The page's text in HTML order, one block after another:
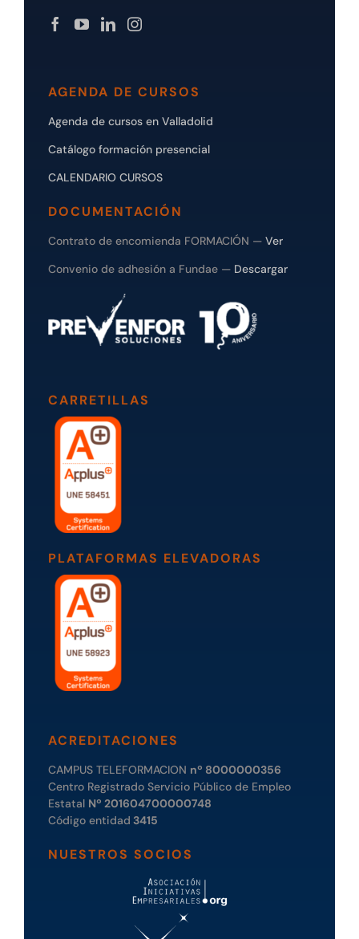
AGENDA DE CURSOS
Agenda de cursos en Valladolid
Catálogo formación presencial
CALENDARIO CURSOS
DOCUMENTACIÓN
Contrato de encomienda FORMACIÓN — Ver
Convenio de adhesión a Fundae — Descargar
CARRETILLAS
PLATAFORMAS ELEVADORAS
ACREDITACIONES
CAMPUS TELEFORMACION nº 8000000356
Centro Registrado Servicio Público de Empleo
Estatal Nº 201604700000748
Código entidad 3415
NUESTROS SOCIOS